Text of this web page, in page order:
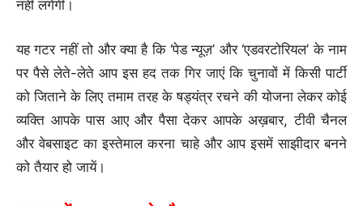
नहीं लगेगी।
यह गटर नहीं तो और क्या है कि ‘पेड न्यूज़’ और ‘एडवरटोरियल’ के नाम
पर पैसे लेते-लेते आप इस हद तक गिर जाएं कि चुनावों में किसी पार्टी
को जिताने के लिए तमाम तरह के षड्यंत्र रचने की योजना लेकर कोई
व्यक्ति आपके पास आए और पैसा देकर आपके अख़बार, टीवी चैनल
और वेबसाइट का इस्तेमाल करना चाहे और आप इसमें साझीदार बनने
को तैयार हो जायें।